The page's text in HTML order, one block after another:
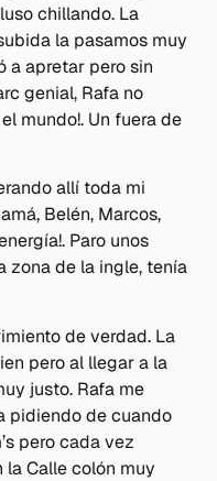
chillando. La
la pasamos muy
a apretar pero sin
genial, Rafa no
mundo!. Un fuera de
allí toda mi
Belén, Marcos,
Paro unos
zona de la ingle, tenía
de verdad. La
pero al llegar a la
justo. Rafa me
pidiendo de cuando
pero cada vez
la Calle colón muy